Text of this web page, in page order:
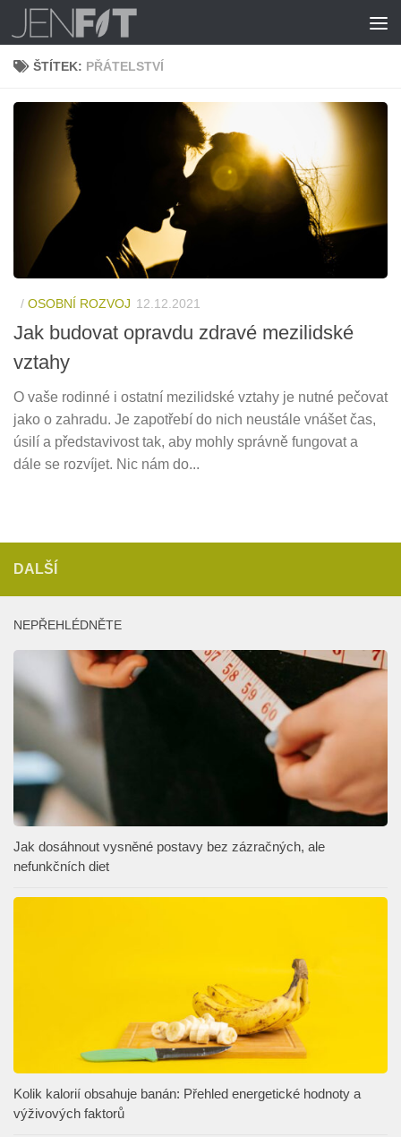
Skip to content
ŠTÍTEK: PŘÁTELSTVÍ
/ OSOBNÍ ROZVOJ 12.12.2021
Jak budovat opravdu zdravé mezilidské
vztahy
O vaše rodinné i ostatní mezilidské vztahy je nutné pečovat
jako o zahradu. Je zapotřebí do nich neustále vnášet čas,
úsilí a představivost tak, aby mohly správně fungovat a
dále se rozvíjet. Nic nám do...
DALŠÍ
NEPŘEHLÉDNĚTE
Jak dosáhnout vysněné postavy bez zázračných, ale
nefunkčních diet
Kolik kalorií obsahuje banán: Přehled energetické hodnoty a
výživových faktorů